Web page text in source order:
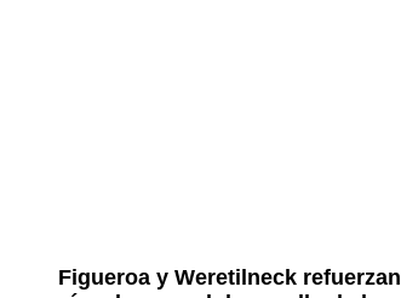
Figueroa y Weretilneck refuerzan